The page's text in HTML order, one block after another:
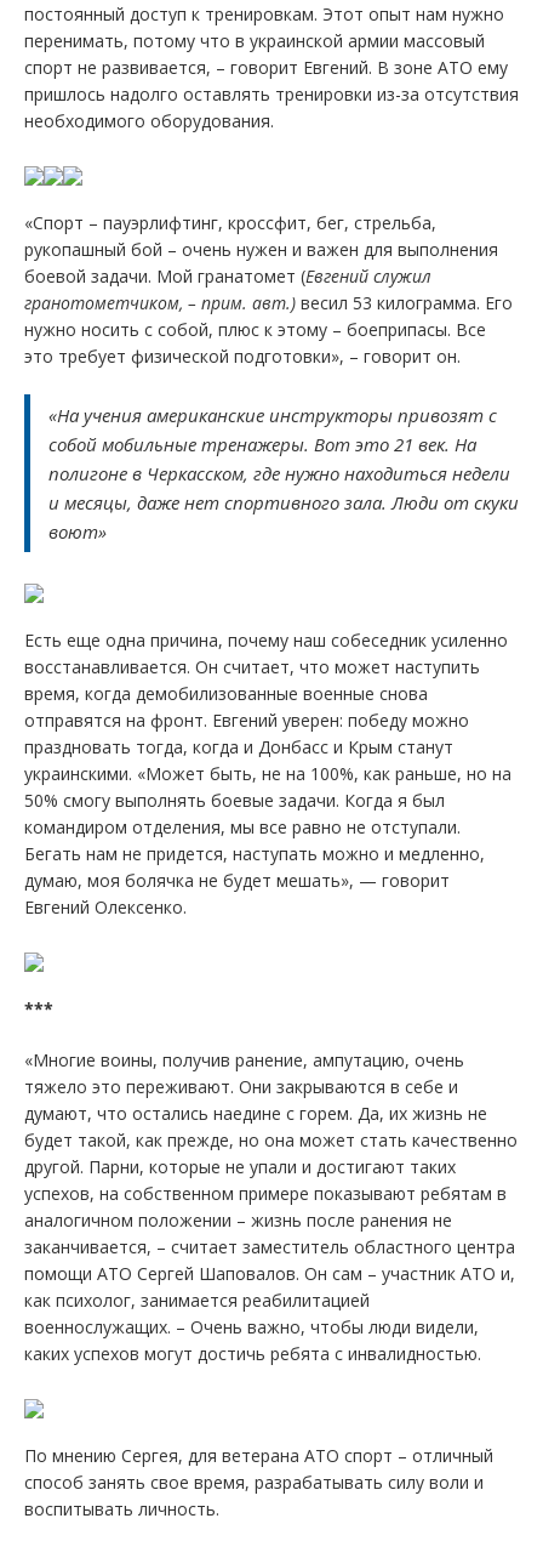
постоянный доступ к тренировкам. Этот опыт нам нужно
перенимать, потому что в украинской армии массовый
спорт не развивается, – говорит Евгений. В зоне АТО ему
пришлось надолго оставлять тренировки из-за отсутствия
необходимого оборудования.
«Спорт – пауэрлифтинг, кроссфит, бег, стрельба,
рукопашный бой – очень нужен и важен для выполнения
боевой задачи. Мой гранатомет (Евгений служил
гранотометчиком, – прим. авт.) весил 53 килограмма. Его
нужно носить с собой, плюс к этому – боеприпасы. Все
это требует физической подготовки», – говорит он.
«На учения американские инструкторы привозят с
собой мобильные тренажеры. Вот это 21 век. На
полигоне в Черкасском, где нужно находиться недели
и месяцы, даже нет спортивного зала. Люди от скуки
воют»
Есть еще одна причина, почему наш собеседник усиленно
восстанавливается. Он считает, что может наступить
время, когда демобилизованные военные снова
отправятся на фронт. Евгений уверен: победу можно
праздновать тогда, когда и Донбасс и Крым станут
украинскими. «Может быть, не на 100%, как раньше, но на
50% смогу выполнять боевые задачи. Когда я был
командиром отделения, мы все равно не отступали.
Бегать нам не придется, наступать можно и медленно,
думаю, моя болячка не будет мешать», — говорит
Евгений Олексенко.
***
«Многие воины, получив ранение, ампутацию, очень
тяжело это переживают. Они закрываются в себе и
думают, что остались наедине с горем. Да, их жизнь не
будет такой, как прежде, но она может стать качественно
другой. Парни, которые не упали и достигают таких
успехов, на собственном примере показывают ребятам в
аналогичном положении – жизнь после ранения не
заканчивается, – считает заместитель областного центра
помощи АТО Сергей Шаповалов. Он сам – участник АТО и,
как психолог, занимается реабилитацией
военнослужащих. – Очень важно, чтобы люди видели,
каких успехов могут достичь ребята с инвалидностью.
По мнению Сергея, для ветерана АТО спорт – отличный
способ занять свое время, разрабатывать силу воли и
воспитывать личность.